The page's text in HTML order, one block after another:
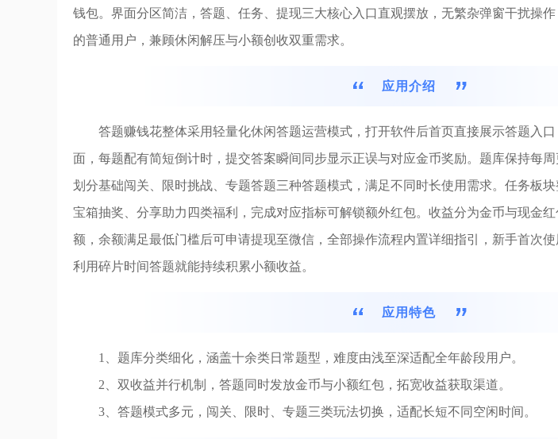
钱包。界面分区简洁，答题、任务、提现三大核心入口直观摆放，无繁杂弹窗干扰操
的普通用户，兼顾休闲解压与小额创收双重需求。
应用介绍
答题赚钱花整体采用轻量化休闲答题运营模式，打开软件后首页直接展示答题入
面，每题配有简短倒计时，提交答案瞬间同步显示正误与对应金币奖励。题库保持每
划分基础闯关、限时挑战、专题答题三种答题模式，满足不同时长使用需求。任务板块
宝箱抽奖、分享助力四类福利，完成对应指标可解锁额外红包。收益分为金币与现金
额，余额满足最低门槛后可申请提现至微信，全部操作流程内置详细指引，新手首次
利用碎片时间答题就能持续积累小额收益。
应用特色
1、题库分类细化，涵盖十余类日常题型，难度由浅至深适配全年龄段用户。
2、双收益并行机制，答题同时发放金币与小额红包，拓宽收益获取渠道。
3、答题模式多元，闯关、限时、专题三类玩法切换，适配长短不同空闲时间。